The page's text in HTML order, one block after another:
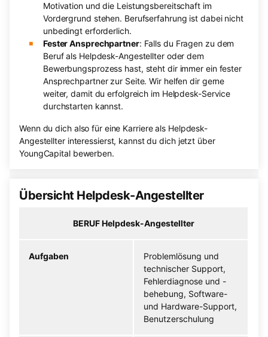
Motivation und die Leistungsbereitschaft im
Vordergrund stehen. Berufserfahrung ist dabei nicht
unbedingt erforderlich.
Fester Ansprechpartner: Falls du Fragen zu dem
Beruf als Helpdesk-Angestellter oder dem
Bewerbungsprozess hast, steht dir immer ein fester
Ansprechpartner zur Seite. Wir helfen dir gerne
weiter, damit du erfolgreich im Helpdesk-Service
durchstarten kannst.
Wenn du dich also für eine Karriere als Helpdesk-
Angestellter interessierst, kannst du dich jetzt über
YoungCapital bewerben.
Übersicht Helpdesk-Angestellter
BERUF Helpdesk-Angestellter
Aufgaben
Problemlösung und
technischer Support,
Fehlerdiagnose und -
behebung, Software-
und Hardware-Support,
Benutzerschulung